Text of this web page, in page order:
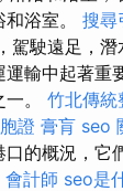
浴室。 搜尋
駕駛遠足，潛
輸中起著重
。 竹北傳統
證 膏肓 seo
的概況，它
會計師 seo是